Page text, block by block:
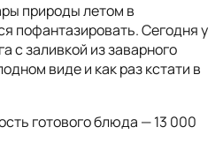
природы летом в
пофантазировать. Сегодня у
с заливкой из заварного
виде и как раз кстати в
готового блюда — 13 000